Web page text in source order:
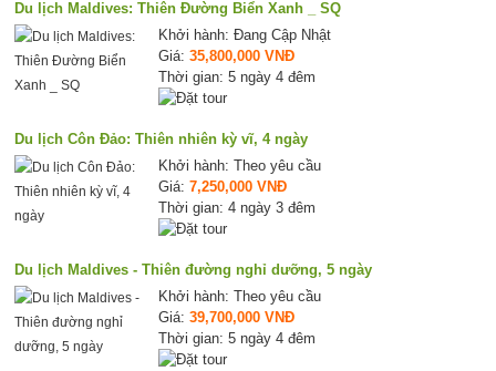
Du lịch Maldives: Thiên Đường Biển Xanh _ SQ
Khởi hành: Đang Cập Nhật
Giá:35,800,000 VNĐ
Thời gian: 5 ngày 4 đêm
Du lịch Côn Đảo: Thiên nhiên kỳ vĩ, 4 ngày
Khởi hành: Theo yêu cầu
Giá:7,250,000 VNĐ
Thời gian: 4 ngày 3 đêm
Du lịch Maldives - Thiên đường nghỉ dưỡng, 5 ngày
Khởi hành: Theo yêu cầu
Giá:39,700,000 VNĐ
Thời gian: 5 ngày 4 đêm